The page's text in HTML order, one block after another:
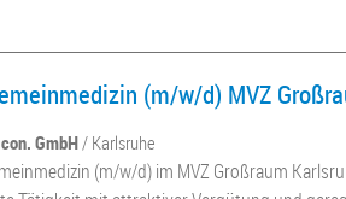
(m/w/d) MVZ
GmbH/ Karlsruhe
(m/w/d) im MVZ Großraum